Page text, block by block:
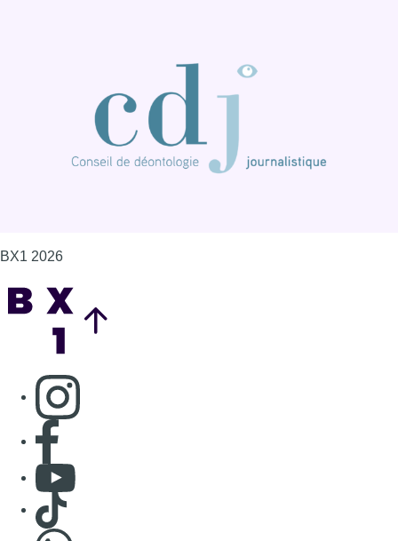
BX1 2026
Consulter page Instagram
Consulter page Facebook
Consulter Youtube
Consulter TikTok